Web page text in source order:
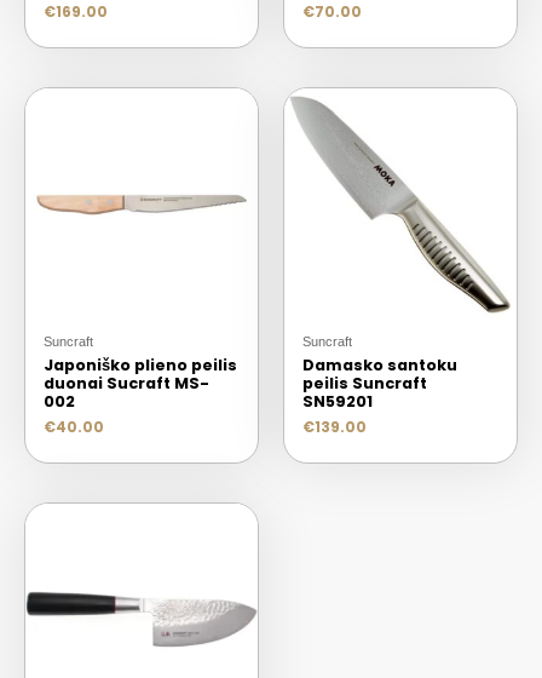
€169.00 €70.00
Suncraft
Japoniško plieno peilis
duonai Sucraft MS-
002
€40.00
Suncraft
Damasko santoku
peilis Suncraft
SN59201
€139.00